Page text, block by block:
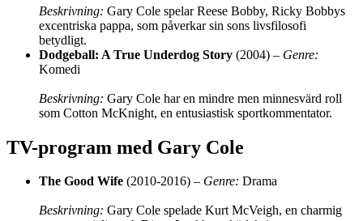
Beskrivning: Gary Cole spelar Reese Bobby, Ricky Bobbys
excentriska pappa, som påverkar sin sons livsfilosofi
betydligt.
Dodgeball: A True Underdog Story (2004) – Genre:
Komedi
Beskrivning: Gary Cole har en mindre men minnesvärd roll
som Cotton McKnight, en entusiastisk sportkommentator.
TV-program med Gary Cole
The Good Wife (2010-2016) – Genre: Drama
Beskrivning: Gary Cole spelade Kurt McVeigh, en charmig